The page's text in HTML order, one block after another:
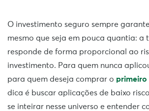
O investimento seguro sempre
mesmo que seja em pouca quantia: a
responde de forma proporcional ao
investimento. Para quem nunca
para quem deseja comprar o
dica é buscar aplicações de baixo
se inteirar nesse universo e entender